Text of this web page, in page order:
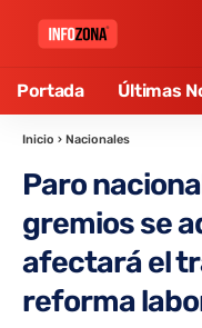
Portada Últimas
Inicio › Nacionales
Paro
gremios se
afectará el
reforma